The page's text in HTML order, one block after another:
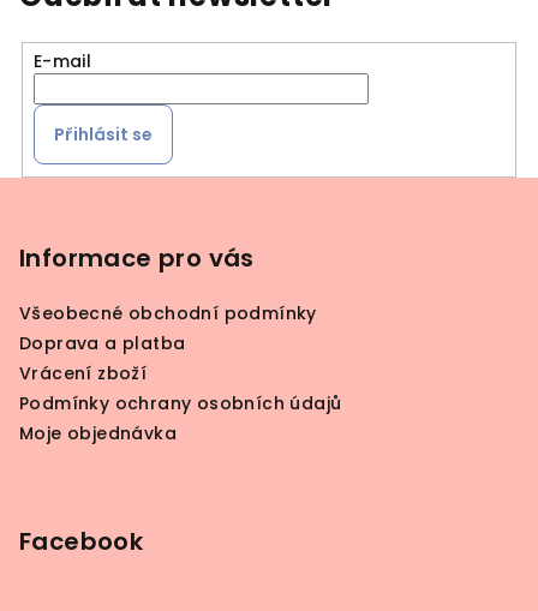
E-mail
Přihlásit se
Informace pro vás
Všeobecné obchodní podmínky
Doprava a platba
Vrácení zboží
Podmínky ochrany osobních údajů
Moje objednávka
Facebook